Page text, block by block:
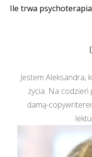
Nawigacja
Ile trwa
Jestem Aleksandra,
życia. Na
damą-